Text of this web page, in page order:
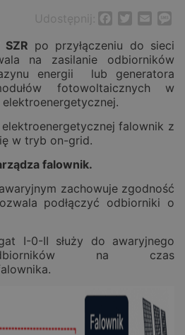
Udostępnij: Facebook
Twitter
Email
SZR po przyłączeniu do sieci
na zasilanie odbiorników
energii lub generatora
fotowoltaicznych w
falownik z
w tryb on-grid.
falownik.
zachowuje zgodność
podłączyć odbiorniki o
I-0-II służy do awaryjnego
na czas